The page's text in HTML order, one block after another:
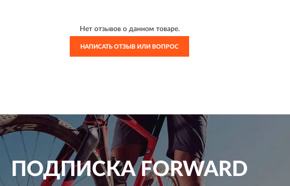
Нет отзывов о данном товаре.
НАПИСАТЬ ОТЗЫВ ИЛИ ВОПРОС
ПОДПИСКАFORWARD